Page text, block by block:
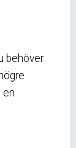
behöver
en